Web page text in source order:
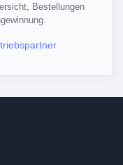
Bestellungen